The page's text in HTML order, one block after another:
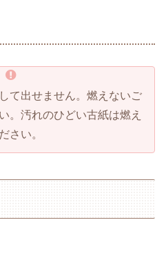
て出せません。燃えないご
。汚れのひどい古紙は燃え
さい。